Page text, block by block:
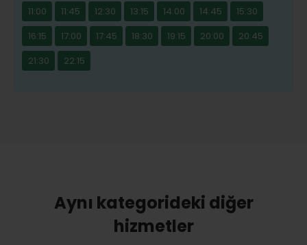
11:00 11:45 12:30 13:15 14:00 14:45
15:30
16:15
17:00 17:45 18:30 19:15 20:00
20:45
21:30
22:15
Aynı kategorideki diğer
hizmetler